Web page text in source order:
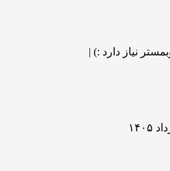
نیاز دارد :) |